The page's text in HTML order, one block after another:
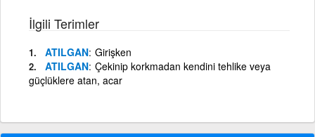
İlgili Terimler
ATILGAN Girişken
ATILGAN Çekinip korkmadan kendini tehlike veya
güçlüklere atan, acar